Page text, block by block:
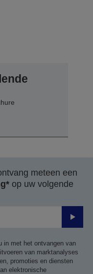
meteen een
op uw volgende
in met het ontvangen van
van marktanalyses
promoties en diensten
elektronische